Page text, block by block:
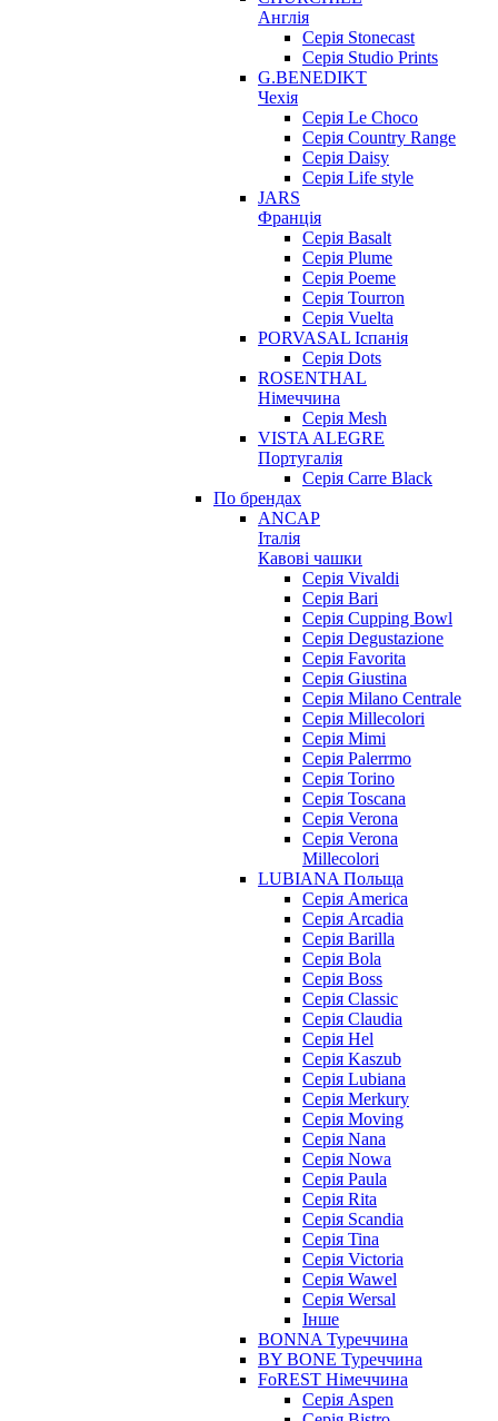
Англія
Серія Stonecast
Серія Studio Prints
G.BENEDIKT
Чехія
Cерія Le Choco
Серія Country Range
Серія Daisy
Серія Life style
JARS
Франція
Серія Basalt
Серія Plume
Серія Poeme
Серія Tourron
Серія Vuelta
PORVASAL Іспанія
Серія Dots
ROSENTHAL
Німеччина
Серія Mesh
VISTA ALEGRE
Португалія
Серія Carre Black
По брендах
ANCAP
Італія
Кавові чашки
Cерія Vivaldi
Серія Bari
Серія Cupping Bowl
Серія Degustazione
Серія Favorita
Серія Giustina
Серія Milano Centrale
Серія Millecolori
Серія Mimi
Серія Palerrmo
Серія Torino
Серія Toscana
Серія Verona
Серія Verona
Millecolori
LUBIANA Польща
Серія America
Серія Arcadia
Серія Barilla
Серія Bola
Серія Boss
Серія Classic
Серія Claudia
Серія Hel
Серія Kaszub
Серія Lubiana
Серія Merkury
Серія Moving
Серія Nana
Серія Nowa
Серія Paula
Серія Rita
Серія Scandia
Серія Tina
Серія Victoria
Серія Wawel
Серія Wersal
Інше
BONNA Туреччина
BY BONE Туреччина
FoREST Німеччина
Серія Aspen